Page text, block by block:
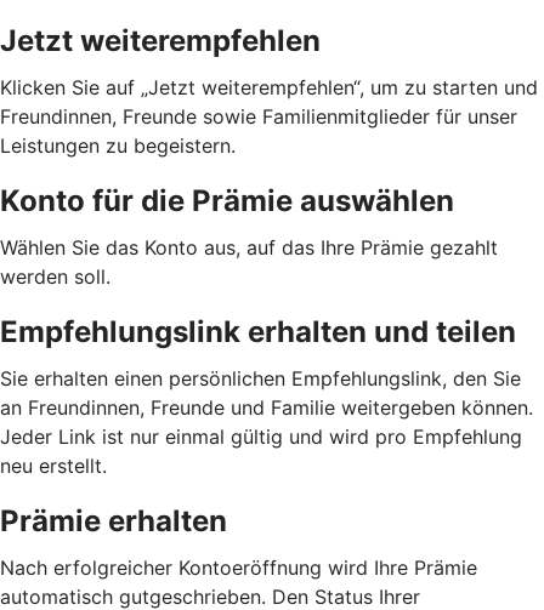
Jetzt weiterempfehlen
Klicken Sie auf „Jetzt weiterempfehlen“, um zu starten und
Freundinnen, Freunde sowie Familienmitglieder für unser
Leistungen zu begeistern.
Konto für die Prämie auswählen
Wählen Sie das Konto aus, auf das Ihre Prämie gezahlt
werden soll.
Empfehlungslink erhalten und teilen
Sie erhalten einen persönlichen Empfehlungslink, den Sie
an Freundinnen, Freunde und Familie weitergeben können.
Jeder Link ist nur einmal gültig und wird pro Empfehlung
neu erstellt.
Prämie erhalten
Nach erfolgreicher Kontoeröffnung wird Ihre Prämie
automatisch gutgeschrieben. Den Status Ihrer